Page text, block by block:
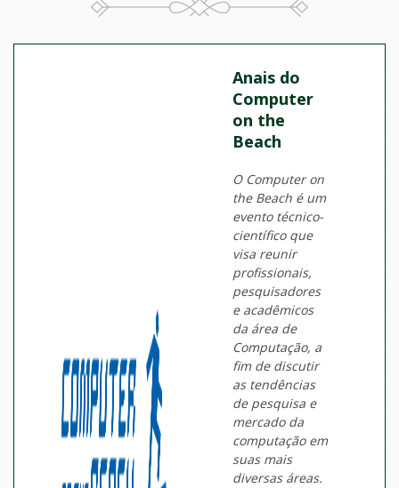
Anais do
Computer
on the
Beach
O Computer on
the Beach é um
evento técnico-
científico que
visa reunir
profissionais,
pesquisadores
e acadêmicos
da área de
Computação, a
fim de discutir
as tendências
de pesquisa e
mercado da
computação em
suas mais
diversas áreas.